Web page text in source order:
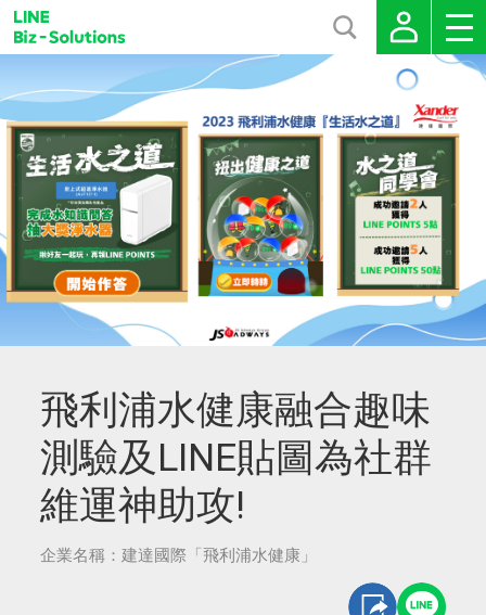
飛利浦水健康融合趣味
測驗及LINE貼圖為社群
維運神助攻!
企業名稱：建達國際「飛利浦水健康」